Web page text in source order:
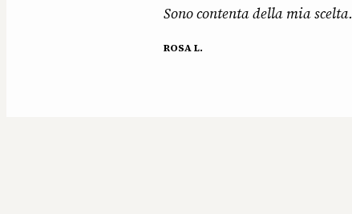
Sono contenta della mia scelta.
ROSA L.